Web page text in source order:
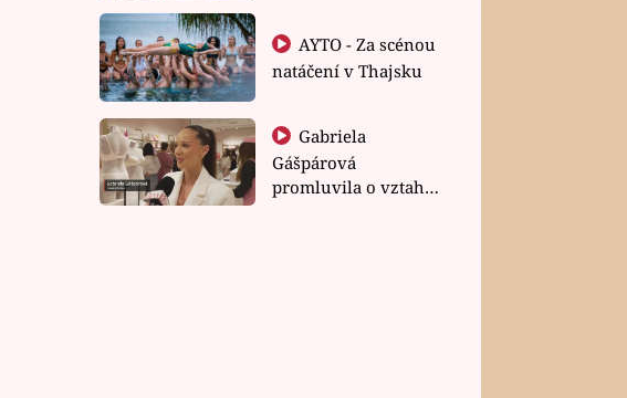
natáčení v Thajsku
Gabriela
Gášpárová
promluvila o vztahu